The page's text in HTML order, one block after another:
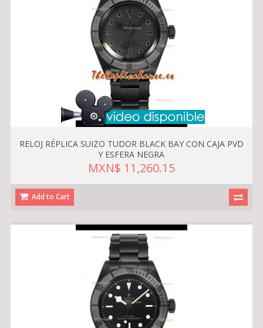
RELOJ RÉPLICA SUIZO TUDOR BLACK BAY CON CAJA PVD
Y ESFERA NEGRA
MXN$ 11,260.15
Add to Cart